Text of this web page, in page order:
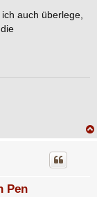
auch überlege,
Pen